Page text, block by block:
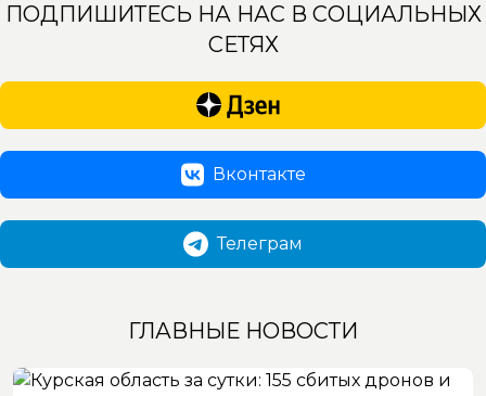
ПОДПИШИТЕСЬ НА НАС В СОЦИАЛЬНЫХ
СЕТЯХ
Вконтакте
Телеграм
ГЛАВНЫЕ НОВОСТИ